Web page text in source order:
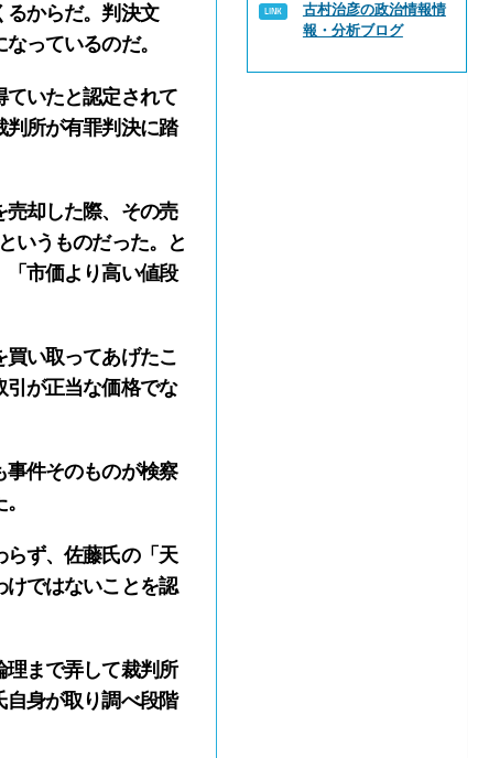
るからだ。判決文
っているのだ。
いたと認定されて
判所が有罪判決に踏
却した際、その売
いうものだった。と
「市価より高い値段
い取ってあげたこ
引が正当な価格でな
件そのものが検察
ず、佐藤氏の「天
けではないことを認
まで弄して裁判所
自身が取り調べ段階
古村治彦の政治情報情
報・分析ブログ